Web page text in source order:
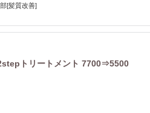
[髪質改善]
トリートメント 7700⇒5500